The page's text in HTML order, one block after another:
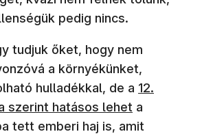
pedig nincs.
tudjuk őket, hogy nem
a környékünket,
hulladékkal, de a 12.
szerint hatásos lehet a
tett emberi haj is, amit